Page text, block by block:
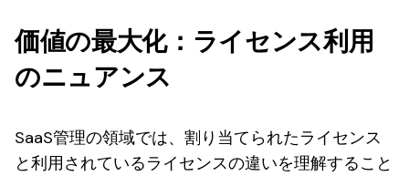
価値の最大化：ライセンス利用
のニュアンス
SaaS管理の領域では、割り当てられたライセンス
と利用されているライセンスの違いを理解すること